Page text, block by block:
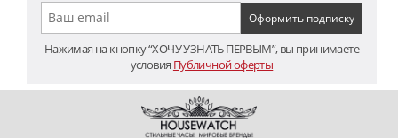
Нажимая на кнопку “ХОЧУ УЗНАТЬ ПЕРВЫМ”, вы принимаете
условия Публичной оферты